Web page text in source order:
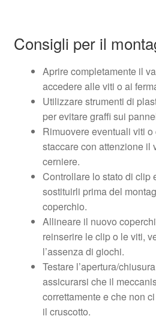
Consigli per il
Aprire completamente il
accedere alle viti o ai
Utilizzare strumenti di
per evitare graffi sui
Rimuovere eventuali viti
staccare con attenzione il
cerniere.
Controllare lo stato di clip
sostituirli prima del
coperchio.
Allineare il nuovo
reinserire le clip o le viti,
l’assenza di giochi.
Testare l’apertura/
assicurarsi che il
correttamente e che non
il cruscotto.